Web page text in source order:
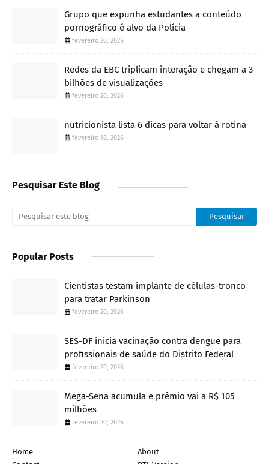
Grupo que expunha estudantes a conteúdo
pornográfico é alvo da Polícia
fevereiro 20, 2026
Redes da EBC triplicam interação e chegam a 3
bilhões de visualizações
fevereiro 20, 2026
nutricionista lista 6 dicas para voltar à rotina
fevereiro 18, 2026
Pesquisar Este Blog
Popular Posts
Cientistas testam implante de células-tronco
para tratar Parkinson
fevereiro 20, 2026
SES-DF inicia vacinação contra dengue para
profissionais de saúde do Distrito Federal
fevereiro 20, 2026
Mega-Sena acumula e prêmio vai a R$ 105
milhões
fevereiro 20, 2026
Home
About